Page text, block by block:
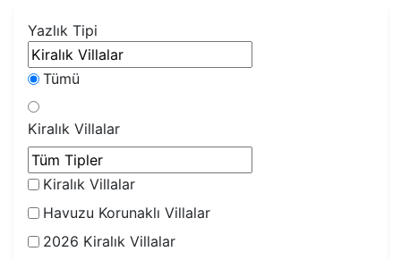
Yazlık Tipi
Tümü
Kiralık Villalar
Kiralık Villalar
Havuzu Korunaklı Villalar
2026 Kiralık Villalar